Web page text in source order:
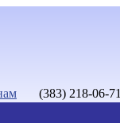
(383) 218-06-71